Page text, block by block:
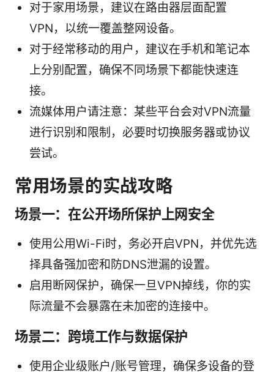
对于家用场景，建议在路由器层面配置
VPN，以统一覆盖整网设备。
对于经常移动的用户，建议在手机和笔记本
上分别配置，确保不同场景下都能快速连
接。
流媒体用户请注意：某些平台会对VPN流量
进行识别和限制，必要时切换服务器或协议
尝试。
常用场景的实战攻略
场景一：在公开场所保护上网安全
使用公用Wi-Fi时，务必开启VPN，并优先选
择具备强加密和防DNS泄漏的设置。
启用断网保护，确保一旦VPN掉线，你的实
际流量不会暴露在未加密的连接中。
场景二：跨境工作与数据保护
使用企业级账户/账号管理，确保多设备的登